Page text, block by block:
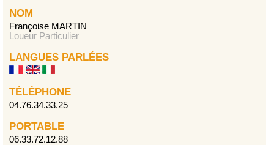
NOM
Françoise MARTIN
Loueur Particulier
LANGUES PARLÉES
TÉLÉPHONE
04.76.34.33.25
PORTABLE
06.33.72.12.88